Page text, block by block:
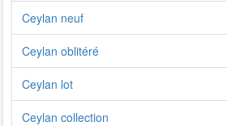
Ceylan neuf
Ceylan oblitéré
Ceylan lot
Ceylan collection